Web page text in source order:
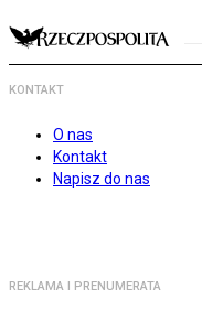
KONTAKT
O nas
Kontakt
Napisz do nas
REKLAMA I PRENUMERATA